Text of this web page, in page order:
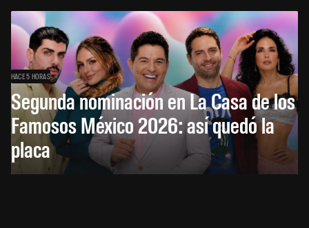
HACE 5 HORAS
Segunda nominación en La Casa de los
Famosos México 2026: así quedó la
placa